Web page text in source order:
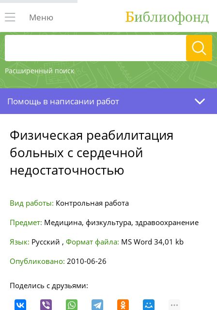
Расширенный поиск
Меню
Помощь в написании работ
Физическая реабилитация
больных с сердечной
недостаточностью
Вид работы: Контрольная работа
Предмет: Медицина, физкультура, здравоохранение
Язык: Русский , Формат файла: MS Word 34,01 kb
Опубликовано: 2010-06-26
Поделись с друзьями: